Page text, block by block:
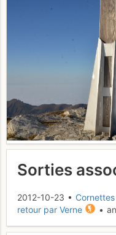
Sorties
2012-10-23 •
retour par Verne
•